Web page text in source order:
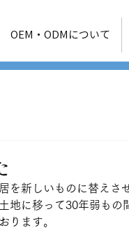
OEM・ODMについて
新しいものに替えさ
地に移って30年弱もの
ります。